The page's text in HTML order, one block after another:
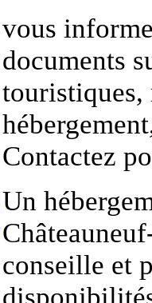
vous
documents
touristiques,
Contactez
Un
conseille et